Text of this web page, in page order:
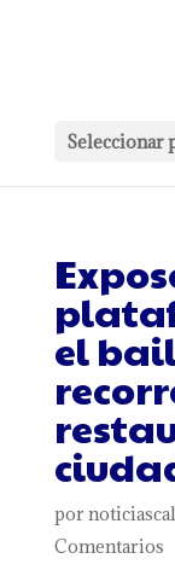
Seleccionar
el
por
Comentarios